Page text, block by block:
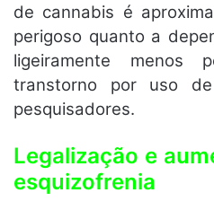
de cannabis é
perigoso quanto a
ligeiramente
transtorno por uso
pesquisadores.
Legalização e
esquizofrenia